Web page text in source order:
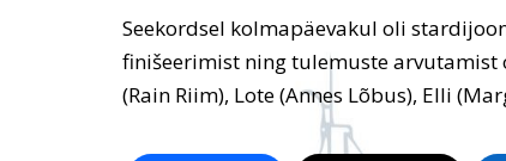
Seekordsel kolmapäevakul oli
finišeerimist ning tulemuste arvutamist
(Rain Riim), Lote (Annes Lõbus), Elli